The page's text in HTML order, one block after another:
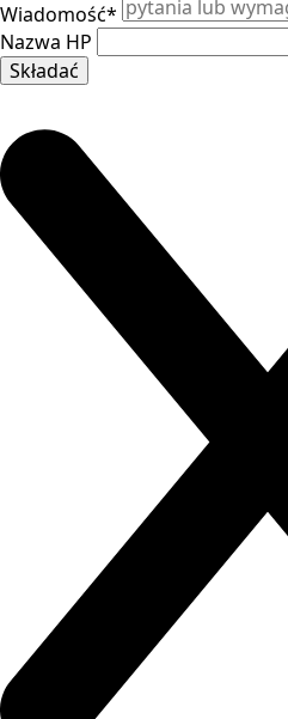
Wiadomość*
Nazwa HP
Składać